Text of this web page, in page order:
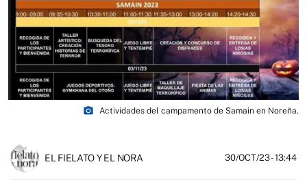
photo_camera Actividades del campamento de Samain en Noreña.
EL FIELATO Y EL NORA 30/OCT/23- 13:44